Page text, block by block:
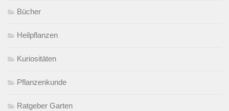
Bücher
Heilpflanzen
Kuriositäten
Pflanzenkunde
Ratgeber Garten